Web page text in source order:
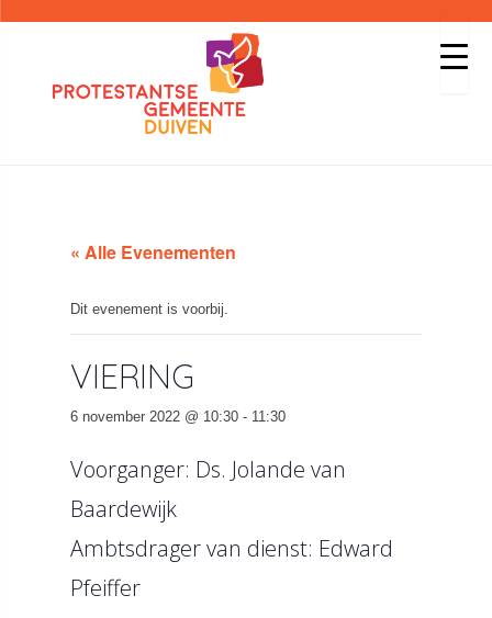
« Alle Evenementen
Dit evenement is voorbij.
VIERING
6 november 2022 @ 10:30 - 11:30
Voorganger: Ds. Jolande van
Baardewijk
Ambtsdrager van dienst: Edward
Pfeiffer